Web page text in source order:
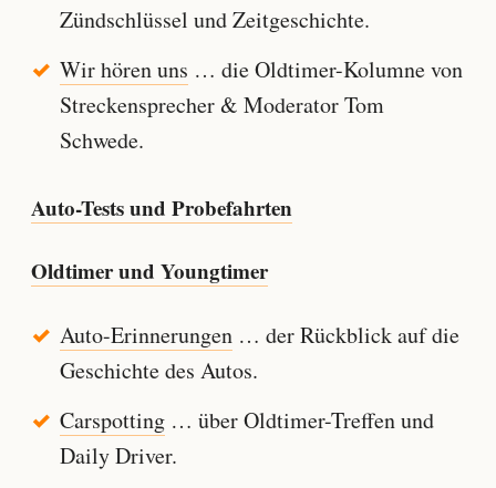
Zündschlüssel und Zeitgeschichte.
Wir hören uns … die Oldtimer-Kolumne von
Streckensprecher & Moderator Tom
Schwede.
Auto-Tests und Probefahrten
Oldtimer und Youngtimer
Auto-Erinnerungen… der Rückblick auf die
Geschichte des Autos.
Carspotting… über Oldtimer-Treffen und
Daily Driver.